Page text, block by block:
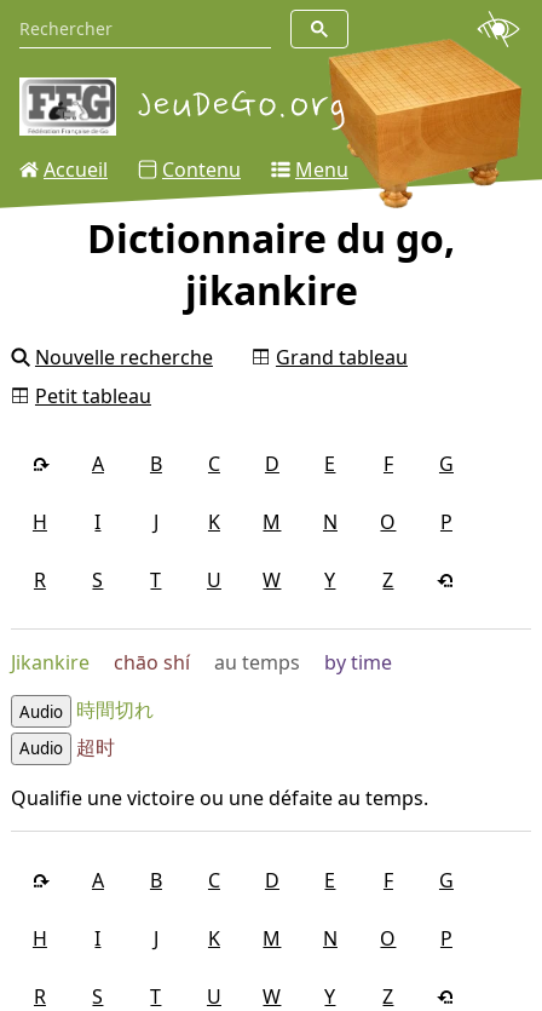
Accueil Contenu Menu
Dictionnaire du go,
jikankire
Nouvelle recherche
Grand tableau
Petit tableau
A B C D E F G
H I J K M N O P
R S T U W Y Z
Jikankire chāo shí au temps by time
Audio 時間切れ
Audio
超时
Qualifie une victoire ou une défaite au temps.
A B C D E F G
H I J K M N O P
R S T U W Y Z